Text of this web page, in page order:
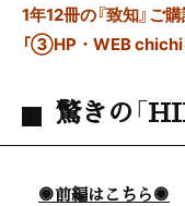
1年12冊の『致知』ご
「③HP・WEB chichi
驚きの「
◉前編はこちら◉